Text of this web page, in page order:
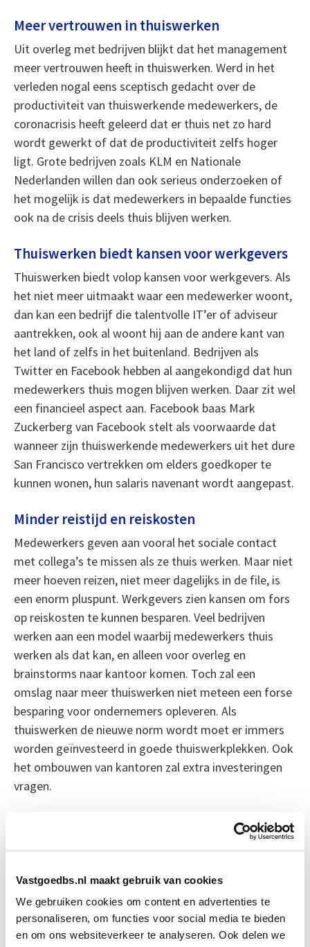
Vastgoedbs.nl maakt gebruik van cookies
We gebruiken cookies om content en advertenties te
personaliseren, om functies voor social media te bieden
en om ons websiteverkeer te analyseren. Ook delen we
Meer vertrouwen in thuiswerken
Uit overleg met bedrijven blijkt dat het management
meer vertrouwen heeft in thuiswerken. Werd in het
verleden nogal eens sceptisch gedacht over de
productiviteit van thuiswerkende medewerkers, de
coronacrisis heeft geleerd dat er thuis net zo hard
wordt gewerkt of dat de productiviteit zelfs hoger
ligt. Grote bedrijven zoals KLM en Nationale
Nederlanden willen dan ook serieus onderzoeken of
het mogelijk is dat medewerkers in bepaalde functies
ook na de crisis deels thuis blijven werken.
Thuiswerken biedt kansen voor werkgevers
Thuiswerken biedt volop kansen voor werkgevers. Als
het niet meer uitmaakt waar een medewerker woont,
dan kan een bedrijf die talentvolle IT’er of adviseur
aantrekken, ook al woont hij aan de andere kant van
het land of zelfs in het buitenland. Bedrijven als
Twitter en Facebook hebben al aangekondigd dat hun
medewerkers thuis mogen blijven werken. Daar zit wel
een financieel aspect aan. Facebook baas Mark
Zuckerberg van Facebook stelt als voorwaarde dat
wanneer zijn thuiswerkende medewerkers uit het dure
San Francisco vertrekken om elders goedkoper te
kunnen wonen, hun salaris navenant wordt aangepast.
Minder reistijd en reiskosten
Medewerkers geven aan vooral het sociale contact
met collega’s te missen als ze thuis werken. Maar niet
meer hoeven reizen, niet meer dagelijks in de file, is
een enorm pluspunt. Werkgevers zien kansen om fors
op reiskosten te kunnen besparen. Veel bedrijven
werken aan een model waarbij medewerkers thuis
werken als dat kan, en alleen voor overleg en
brainstorms naar kantoor komen. Toch zal een
omslag naar meer thuiswerken niet meteen een forse
besparing voor ondernemers opleveren. Als
thuiswerken de nieuwe norm wordt moet er immers
worden geïnvesteerd in goede thuiswerkplekken. Ook
het ombouwen van kantoren zal extra investeringen
vragen.
in deze opleidingen:
Vastgoedwaarde Start do 10 sep